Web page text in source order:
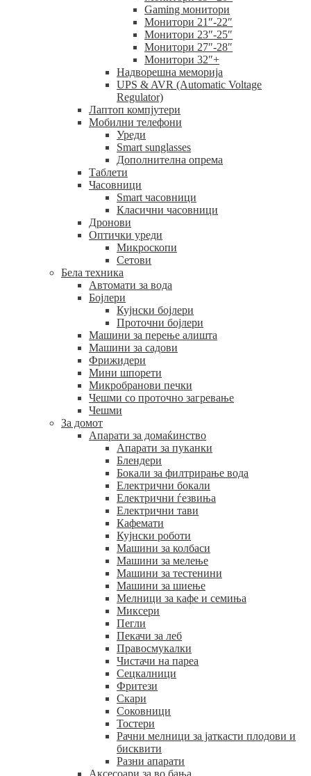
Gaming монитори
Монитори 21″-22″
Монитори 23″-25″
Монитори 27″-28″
Монитори 32″+
Надворешна меморија
UPS & AVR (Automatic Voltage
Regulator)
Лаптоп компјутери
Мобилни телефони
Уреди
Smart sunglasses
Дополнителна опрема
Таблети
Часовници
Smart часовници
Класични часовници
Дронови
Оптички уреди
Микроскопи
Сетови
Бела техника
Автомати за вода
Бојлери
Кујнски бојлери
Проточни бојлери
Машини за перење алишта
Машини за садови
Фрижидери
Мини шпорети
Микробранови печки
Чешми со проточно загревање
Чешми
За домот
Апарати за домаќинство
Апарати за пуканки
Блендери
Бокали за филтрирање вода
Електрични бокали
Електрични ѓезвиња
Електрични тави
Кафемати
Кујнски роботи
Машини за колбаси
Машини за мелење
Машини за тестенини
Машини за шиење
Мелници за кафе и семиња
Миксери
Пегли
Пекачи за леб
Правосмукалки
Чистачи на пареа
Сецкалници
Фритези
Скари
Соковници
Тостери
Рачни мелници за јаткасти плодови и
бисквити
Разни апарати
Аксесоари за во бања